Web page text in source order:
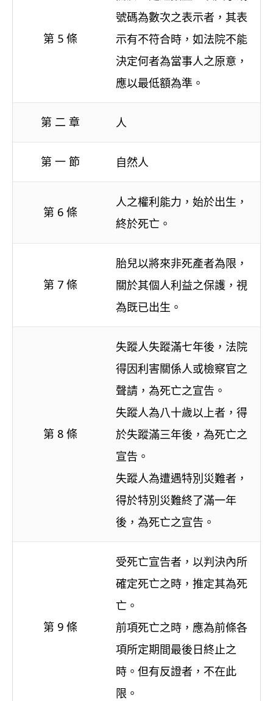
第 5 條
號碼為數次之表示者，其表
示有不符合時，如法院不能
決定何者為當事人之原意，
應以最低額為準。
第 二 章 人
第 一 節 自然人
第 6 條
人之權利能力，始於出生，
終於死亡。
第 7 條
胎兒以將來非死產者為限，
關於其個人利益之保護，視
為既已出生。
第 8 條
失蹤人失蹤滿七年後，法院
得因利害關係人或檢察官之
聲請，為死亡之宣告。
失蹤人為八十歲以上者，得
於失蹤滿三年後，為死亡之
宣告。
失蹤人為遭遇特別災難者，
得於特別災難終了滿一年
後，為死亡之宣告。
第 9 條
受死亡宣告者，以判決內所
確定死亡之時，推定其為死
亡。
前項死亡之時，應為前條各
項所定期間最後日終止之
時。但有反證者，不在此
限。